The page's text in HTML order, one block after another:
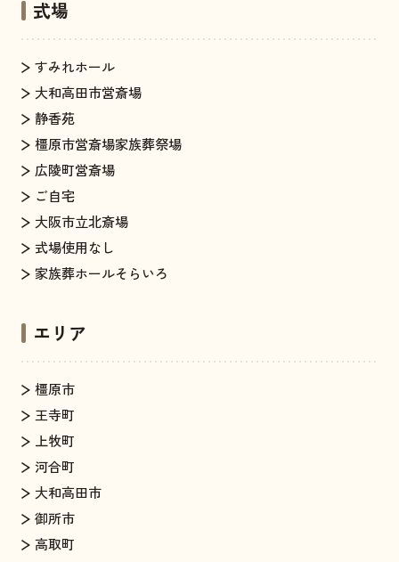
式場
すみれホール
大和高田市営斎場
静香苑
橿原市営斎場家族葬祭場
広陵町営斎場
ご自宅
大阪市立北斎場
式場使用なし
家族葬ホールそらいろ
エリア
橿原市
王寺町
上牧町
河合町
大和高田市
御所市
高取町